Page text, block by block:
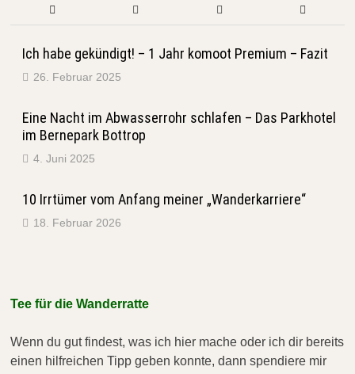
Ich habe gekündigt! – 1 Jahr komoot Premium – Fazit
26. Februar 2025
Eine Nacht im Abwasserrohr schlafen – Das Parkhotel
im Bernepark Bottrop
4. Juni 2025
10 Irrtümer vom Anfang meiner „Wanderkarriere“
18. Februar 2026
Tee für die Wanderratte
Wenn du gut findest, was ich hier mache oder ich dir bereits
einen hilfreichen Tipp geben konnte, dann spendiere mir